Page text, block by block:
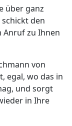
über ganz
den
Anruf zu Ihnen
von
egal, wo das in
und sorgt
in Ihre